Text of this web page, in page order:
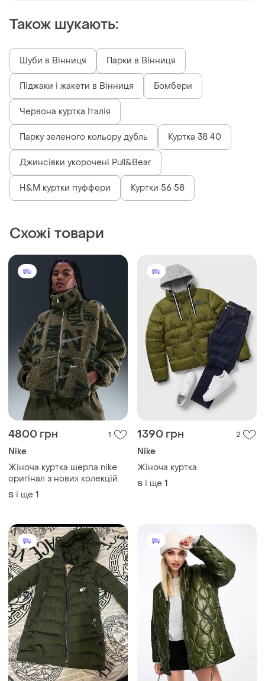
Також шукають:
Шуби в Вінниця Парки в Вінниця
Піджаки і жакети в Вінниця Бомбери
Червона куртка Італія
Парку зеленого кольору дубль Куртка 38 40
Джинсівки укорочені Pull&Bear
H&M куртки пуффери Куртки 56 58
Схожі товари
4800 грн 1
Nike
Жіноча куртка шерпа nike
оригінал з нових колекцій.
S і ще 1
1390 грн 2
Nike
Жіноча куртка
S і ще 1